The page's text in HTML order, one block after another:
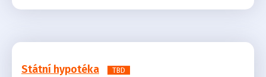
Státní hypotéka TBD